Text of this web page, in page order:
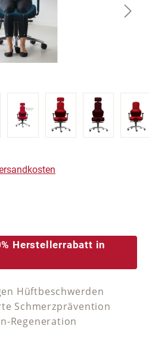
von 5 von 5 Sternen
Herstellerrabatt in
Hüftbeschwerden
Schmerzprävention
Regeneration